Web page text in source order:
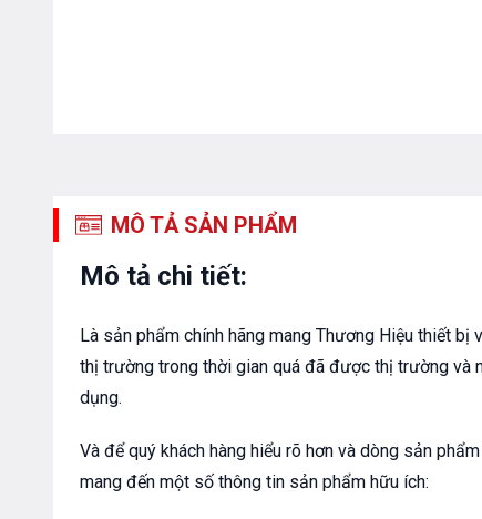
MÔ TẢ SẢN PHẨM
Mô tả chi tiết:
Là sản phẩm chính hãng mang Thương Hiệu thiết bị
thị trường trong thời gian quá đã được thị trường và
dụng.
Và để quý khách hàng hiểu rõ hơn và dòng sản
mang đến một số thông tin sản phẩm hữu ích: